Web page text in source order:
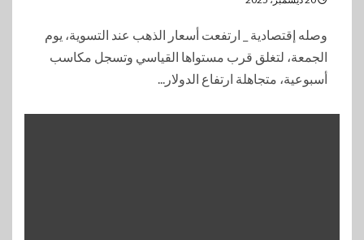
وصله إقتصادية _ ارتفعت أسعار الذهب عند التسوية، يوم
الجمعة، لتغلق قرب مستواها القياسي وتسجل مكاسب
أسبوعية، متجاهلة ارتفاع الدولار...